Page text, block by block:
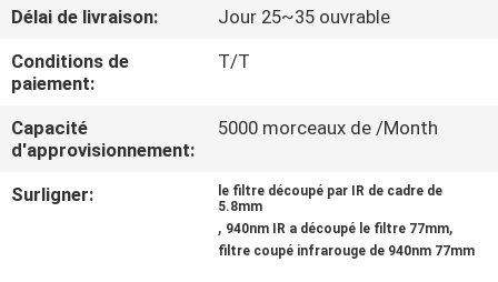
CONTRÔLE
DE
QUALITÉ
CONTACTEZ-
NOUS
Délai de livraison:
Jour 25~35 ouvrable
Conditions de
paiement:
T/T
Capacité
d'approvisionnement:
5000 morceaux de /Month
Surligner:
le filtre découpé par IR de cadre de
5.8mm
, 940nm IR a découpé le filtre 77mm,
filtre coupé infrarouge de 940nm 77mm